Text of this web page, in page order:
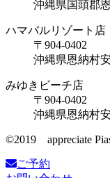
沖縄県国頭郡
ハマバルリゾート店
〒904-0402
沖縄県恩納村
みゆきビーチ店
〒904-0402
沖縄県恩納村
©️2019 appreciate
ご予約